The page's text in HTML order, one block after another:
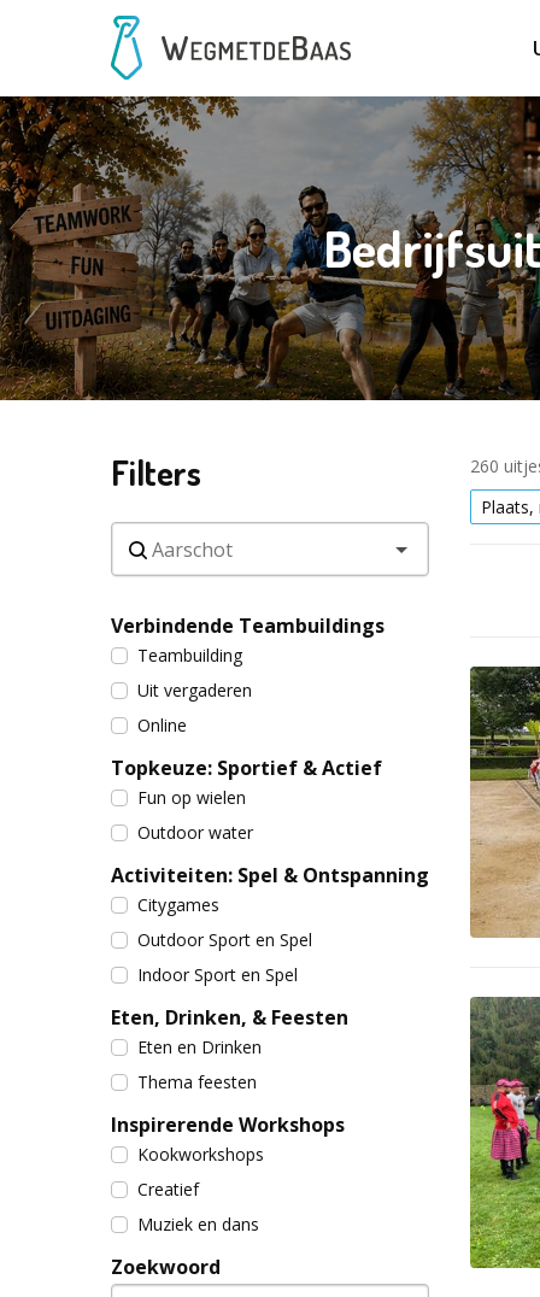
Filters
Verbindende Teambuildings
Teambuilding
Uit vergaderen
Online
Topkeuze: Sportief & Actief
Fun op wielen
Outdoor water
Activiteiten: Spel & Ontspanning
Citygames
Outdoor Sport en Spel
Indoor Sport en Spel
Eten, Drinken, & Feesten
Eten en Drinken
Thema feesten
Inspirerende Workshops
Kookworkshops
Creatief
Muziek en dans
Zoekwoord
260